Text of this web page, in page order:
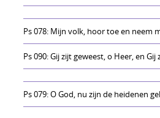
Ps 078: Mijn volk, hoor toe en neem
Ps 090: Gij zijt geweest, o Heer, en Gij
Ps 079: O God, nu zijn de heidenen